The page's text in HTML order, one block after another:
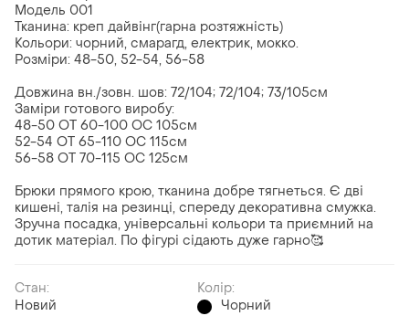
Модель 001
Тканина: креп дайвінг(гарна розтяжність)
Кольори: чорний, смарагд, електрик, мокко.
Розміри: 48-50, 52-54, 56-58
Довжина вн./зовн. шов: 72/104; 72/104; 73/105см
Заміри готового виробу:
48-50 ОТ 60-100 ОС 105см
52-54 ОТ 65-110 ОС 115см
56-58 ОТ 70-115 ОС 125см
Брюки прямого крою, тканина добре тягнеться. Є дві
кишені, талія на резинці, спереду декоративна смужка.
Зручна посадка, універсальні кольори та приємний на
дотик матеріал. По фігурі сідають дуже гарно🥰
Стан:
Новий
Колір:
Чорний